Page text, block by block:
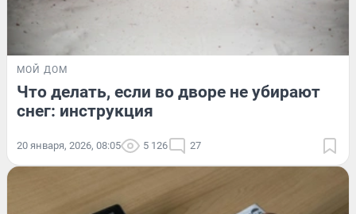
МОЙ ДОМ
Что делать, если во дворе не убирают
снег: инструкция
20 января, 2026, 08:05 5 126 27